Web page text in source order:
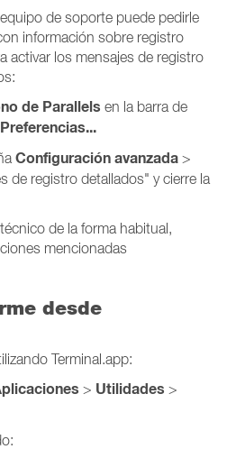
de soporte puede pedirle
información sobre registro
activar los mensajes de registro
de Parallels en la barra de
Preferencias...
Configuración avanzada >
de registro detallados" y cierre la
de la forma habitual,
mencionadas
desde
Terminal.app:
> Utilidades >